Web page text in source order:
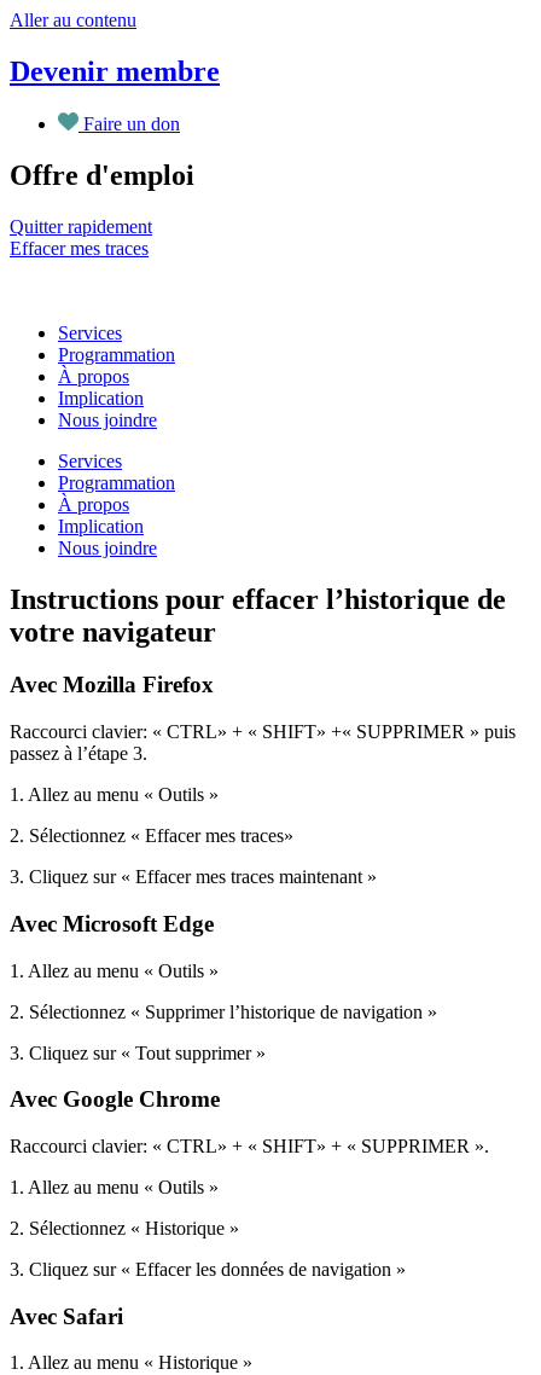
Aller au contenu
Devenir membre
Faire un don
Offre d'emploi
Quitter rapidement
Effacer mes traces
Services
Programmation
À propos
Implication
Nous joindre
Services
Programmation
À propos
Implication
Nous joindre
Instructions pour effacer l’historique de
votre navigateur
Avec Mozilla Firefox
Raccourci clavier: « CTRL» + « SHIFT» +« SUPPRIMER » puis
passez à l’étape 3.
1. Allez au menu « Outils »
2. Sélectionnez « Effacer mes traces»
3. Cliquez sur « Effacer mes traces maintenant »
Avec Microsoft Edge
1. Allez au menu « Outils »
2. Sélectionnez « Supprimer l’historique de navigation »
3. Cliquez sur « Tout supprimer »
Avec Google Chrome
Raccourci clavier: « CTRL» + « SHIFT» + « SUPPRIMER ».
1. Allez au menu « Outils »
2. Sélectionnez « Historique »
3. Cliquez sur « Effacer les données de navigation »
Avec Safari
1. Allez au menu « Historique »